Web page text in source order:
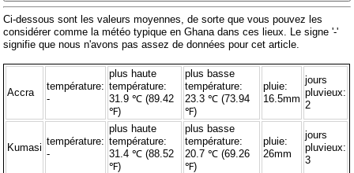
Ci-dessous sont les valeurs moyennes, de sorte que vous pouvez les
considérer comme la météo typique en Ghana dans ces lieux. Le signe '-'
signifie que nous n'avons pas assez de données pour cet article.
Accra
température:
-
plus haute
température:
31.9 ℃ (89.42
℉)
plus basse
température:
23.3 ℃ (73.94
℉)
pluie:
16.5mm
jours
pluvieux:
2
Kumasi
température:
-
plus haute
température:
31.4 ℃ (88.52
℉)
plus basse
température:
20.7 ℃ (69.26
℉)
pluie:
26mm
jours
pluvieux:
3